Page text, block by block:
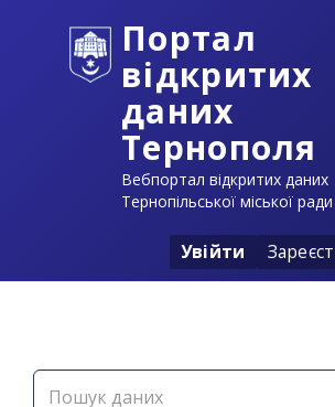
Портал
відкритих
даних
Тернополя
Вебпортал відкритих даних
Тернопільської міської ради
Увійти